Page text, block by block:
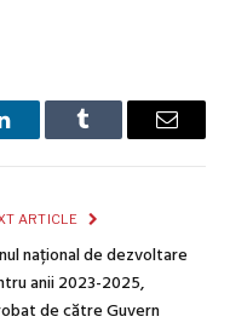
Tumblr Email
ARTICLE
național de dezvoltare
anii 2023-2025,
de către Guvern